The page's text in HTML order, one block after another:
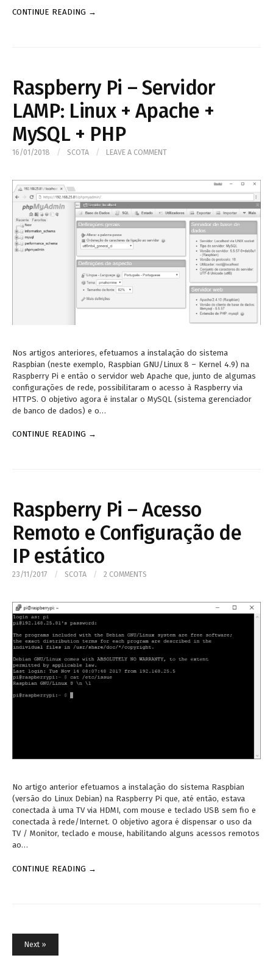
CONTINUE READING →
Raspberry Pi – Servidor
LAMP: Linux + Apache +
MySQL + PHP
16/01/2018 / SCOTA / LEAVE A COMMENT
Nos artigos anteriores, efetuamos a instalação do sistema
Raspbian (neste exemplo, Raspbian GNU/Linux 8 – Kernel 4.9) na
Raspberry Pi e então o servidor web Apache que, junto de algumas
configurações de rede, possibilitaram o acesso à Raspberry via
HTTPS. O objetivo agora é instalar o MySQL (sistema gerenciador
de banco de dados) e o…
CONTINUE READING →
Raspberry Pi – Acesso
Remoto e Configuração de
IP estático
23/11/2017 / SCOTA / 2 COMMENTS
No artigo anterior efetuamos a instalação do sistema Raspbian
(versão do Linux Debian) na Raspberry Pi que, até então, estava
conectada à uma TV via HDMI, com mouse e teclado USB sem fio e
conectada à rede/Internet. O objetivo agora é dispensar o uso da
TV / Monitor, teclado e mouse, habilitando alguns acessos remotos
ao…
CONTINUE READING →
Posts
Next »